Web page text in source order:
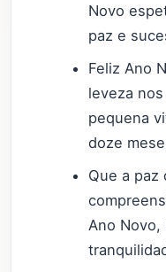
Novo
paz e
Feliz Ano
leveza
pequena
doze
Que a paz
Ano Novo,